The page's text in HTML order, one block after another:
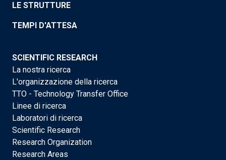
LE STRUTTURE
TEMPI D'ATTESA
SCIENTIFIC RESEARCH
La nostra ricerca
L'organizzazione della ricerca
TTO - Technology Transfer Office
Linee di ricerca
Laboratori di ricerca
Scientific Research
Research Organization
Research Areas